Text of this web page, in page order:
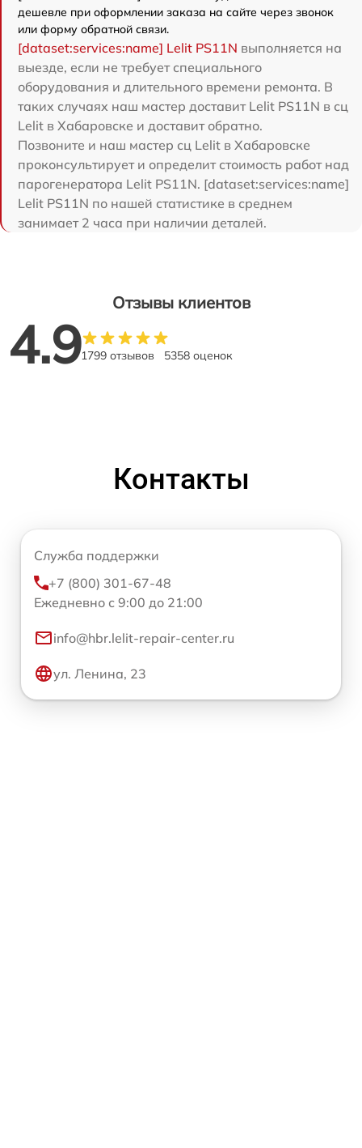
дешевле при оформлении заказа на сайте через звонок
или форму обратной связи.
[dataset:services:name] Lelit PS11N выполняется на
выезде, если не требует специального
оборудования и длительного времени ремонта. В
таких случаях наш мастер доставит Lelit PS11N в сц
Lelit в Хабаровске и доставит обратно.
Позвоните и наш мастер сц Lelit в Хабаровске
проконсультирует и определит стоимость работ над
парогенератора Lelit PS11N. [dataset:services:name]
Lelit PS11N по нашей статистике в среднем
занимает 2 часа при наличии деталей.
Отзывы клиентов
4.91799 отзывов 5358 оценок
Контакты
Служба поддержки
+7 (800) 301-67-48
Ежедневно с 9:00 до 21:00
info@hbr.lelit-repair-center.ru
ул. Ленина, 23